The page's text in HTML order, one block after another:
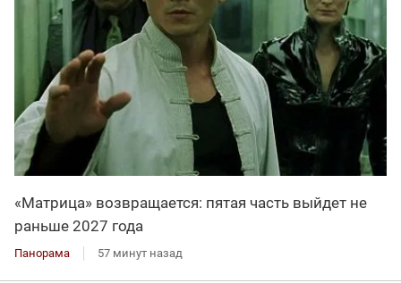
«Матрица» возвращается: пятая часть выйдет не
раньше 2027 года
Панорама 57 минут назад